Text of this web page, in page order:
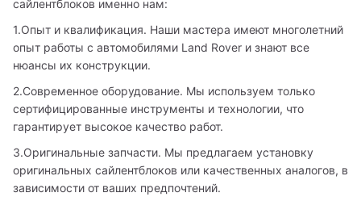
сайлентблоков именно нам:
1.Опыт и квалификация. Наши мастера имеют многолетний
опыт работы с автомобилями Land Rover и знают все
нюансы их конструкции.
2.Современное оборудование. Мы используем только
сертифицированные инструменты и технологии, что
гарантирует высокое качество работ.
3.Оригинальные запчасти. Мы предлагаем установку
оригинальных сайлентблоков или качественных аналогов, в
зависимости от ваших предпочтений.